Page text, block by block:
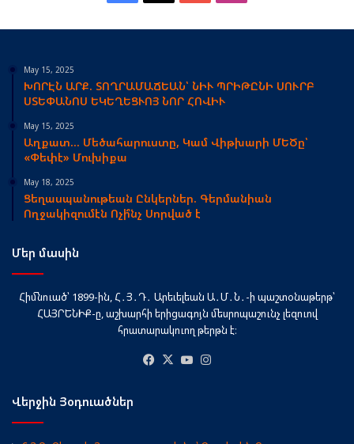
May 15, 2025
ԽՈՐԷՆ ԱՐՔ. ՏՈՂՐԱՄԱՃԵԱՆ՝ ՆԻՒ ՊՐԻԹԸՆԻ ՍՈՒՐԲ
ՍՏԵՓԱՆՈՍ ԵԿԵՂԵՑՒՈՅ ՆՈՐ ՀՈՎԻՒ
May 15, 2025
Աղքատ… Մեծահարուստը, Կամ Վիթխարի ՄԵԾը՝
«Փեփէ» Մուխիքա
May 18, 2025
Ցեղասպանութեան Ընկերներ. Գերմանիան
Ողջակիզումէն Ոչի՞նչ Սորված է
Մեր մասին
Հիմնուած՝ 1899-ին, Հ․Յ․Դ․ Արեւելեան Ա․Մ․Ն․-ի պաշտօնաթերթ՝
ՀԱՅՐԵՆԻՔ-ը, աշխարհի երիցագոյն մեսրոպաշունչ լեզուով
հրատարակուող թերթն է։
Facebook
X YouTube
Վերջին Յօդուածներ